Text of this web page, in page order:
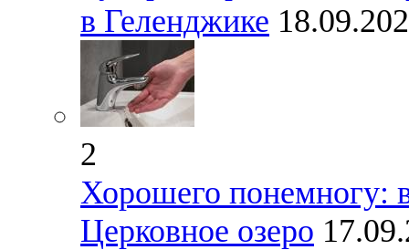
в Геленджике
2
Хорошего понемногу:
Церковное озеро